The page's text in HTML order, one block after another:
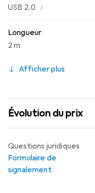
USB 2.0 i
Longueur
2 m
Afficher plus
Évolution du prix
Questions juridiques
Formulaire de
signalement